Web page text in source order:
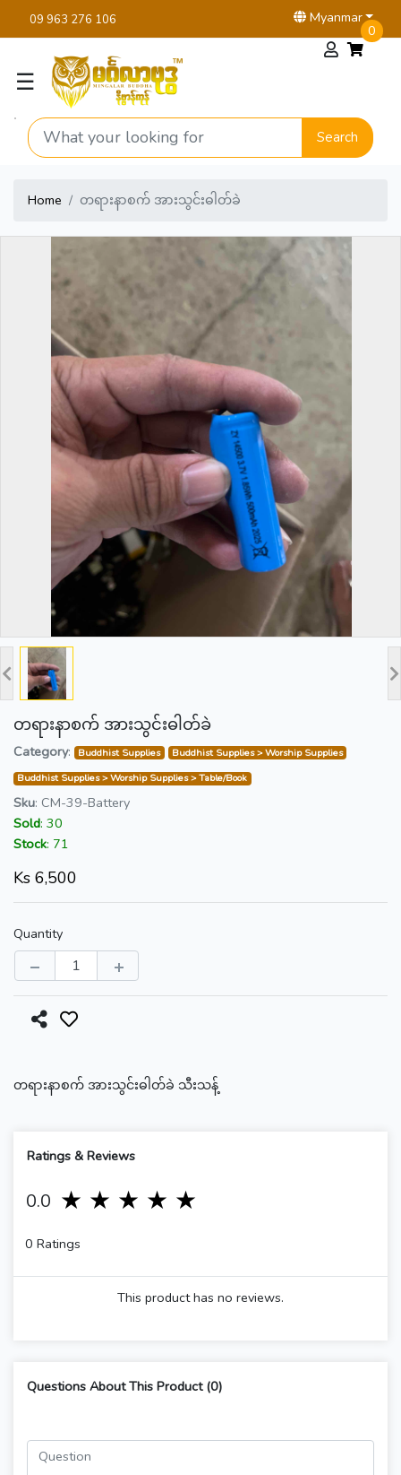
09 963 276 106 Myanmar
☰
Search
0
Home တရားနာစက် အားသွင်းဓါတ်ခဲ
တရားနာစက် အားသွင်းဓါတ်ခဲ
Category: Buddhist Supplies
Buddhist Supplies > Worship Supplies
Buddhist Supplies > Worship Supplies > Table/Book
Sku: CM-39-Battery
Sold: 30
Stock: 71
Ks 6,500
Quantity
တရားနာစက် အားသွင်းဓါတ်ခဲ သီးသန့်
Ratings & Reviews
0.0 1 stars
2 stars
3 stars4 stars
0 Ratings
This product has no reviews.
Questions About This Product (0)